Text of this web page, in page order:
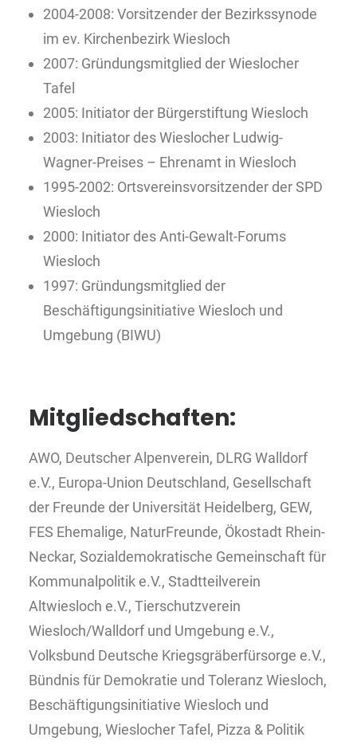
2004-2008: Vorsitzender der Bezirkssynode
im ev. Kirchenbezirk Wiesloch
2007: Gründungsmitglied der Wieslocher
Tafel
2005: Initiator der Bürgerstiftung Wiesloch
2003: Initiator des Wieslocher Ludwig-
Wagner-Preises – Ehrenamt in Wiesloch
1995-2002: Ortsvereinsvorsitzender der SPD
Wiesloch
2000: Initiator des Anti-Gewalt-Forums
Wiesloch
1997: Gründungsmitglied der
Beschäftigungsinitiative Wiesloch und
Umgebung (BIWU)
Mitgliedschaften:
AWO, Deutscher Alpenverein, DLRG Walldorf
e.V., Europa-Union Deutschland, Gesellschaft
der Freunde der Universität Heidelberg, GEW,
FES Ehemalige, NaturFreunde, Ökostadt Rhein-
Neckar, Sozialdemokratische Gemeinschaft für
Kommunalpolitik e.V., Stadtteilverein
Altwiesloch e.V., Tierschutzverein
Wiesloch/Walldorf und Umgebung e.V.,
Volksbund Deutsche Kriegsgräberfürsorge e.V.,
Bündnis für Demokratie und Toleranz Wiesloch,
Beschäftigungsinitiative Wiesloch und
Umgebung, Wieslocher Tafel, Pizza & Politik